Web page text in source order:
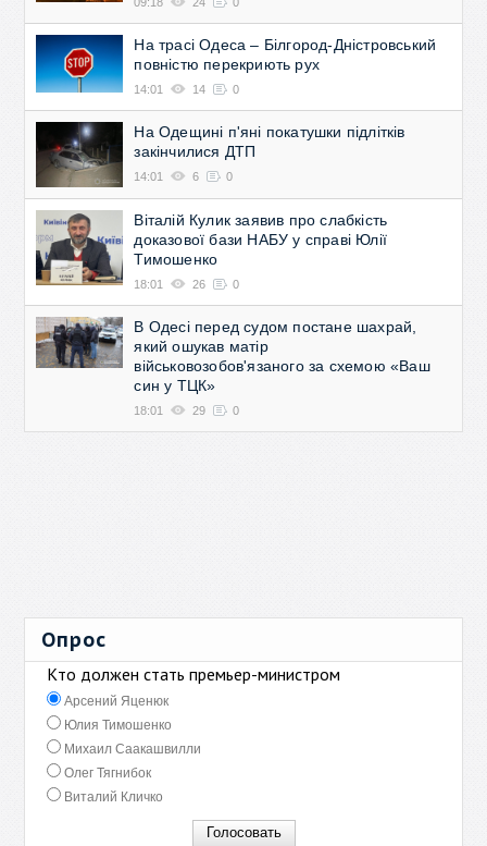
На трасі Одеса – Білгород-Дністровський
повністю перекриють рух
14:01 14 0
На Одещині п'яні покатушки підлітків
закінчилися ДТП
14:01 6 0
Віталій Кулик заявив про слабкість
доказової бази НАБУ у справі Юлії
Тимошенко
18:01 26 0
В Одесі перед судом постане шахрай,
який ошукав матір
військовозобов'язаного за схемою «Ваш
син у ТЦК»
18:01 29 0
Опрос
Кто должен стать премьер-министром
Арсений Яценюк
Юлия Тимошенко
Михаил Саакашвилли
Олег Тягнибок
Виталий Кличко